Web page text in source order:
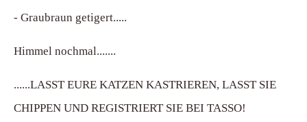
- Graubraun getigert.....
Himmel nochmal.......
......LASST EURE KATZEN KASTRIEREN, LASST SIE
CHIPPEN UND REGISTRIERT SIE BEI TASSO!